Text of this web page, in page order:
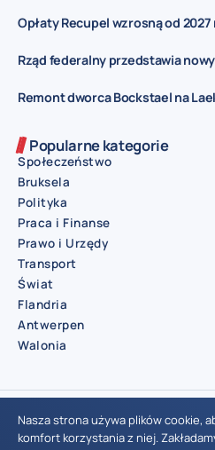
Opłaty Recupel wzrosną od
Rząd federalny przedstawia
Remont dworca Bockstael na
Popularne kategorie
Społeczeństwo
Bruksela
Polityka
Praca i Finanse
Prawo i Urzędy
Transport
Świat
Flandria
Antwerpen
Walonia
© Aktualnosci.be – All
Nasza strona używa plików cookie,
komfort korzystania z niej.